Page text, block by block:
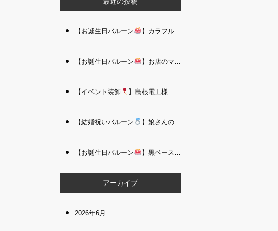
【お誕生日バルーン 】カラフルで存在感たっぷりのバルーンタワー｜松江 i Balloo n
【お誕生日バルーン 】お店のママさんへの華やかなお祝いに｜シャンパン付き豪 華バルーンアレンジメント｜松江 i Balloon
【イベント装飾 】島根電工様 お客様感謝祭｜入口アーチ＆キッズコーナー装飾 を担当しました｜松江 i Balloon
【結婚祝いバルーン 】娘さんのご結婚祝いに｜ウェディングベアとフラワーイン バルーンが華やかなバルーンアレンジメント｜松江 i Balloon
【お誕生日バルーン 】黒ベース×ヒョウ柄がおしゃれ
アーカイブ
2026年6月